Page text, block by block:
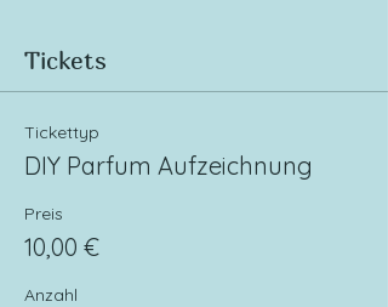
Tickets
Tickettyp
DIY Parfum Aufzeichnung
Preis
10,00 €
Anzahl